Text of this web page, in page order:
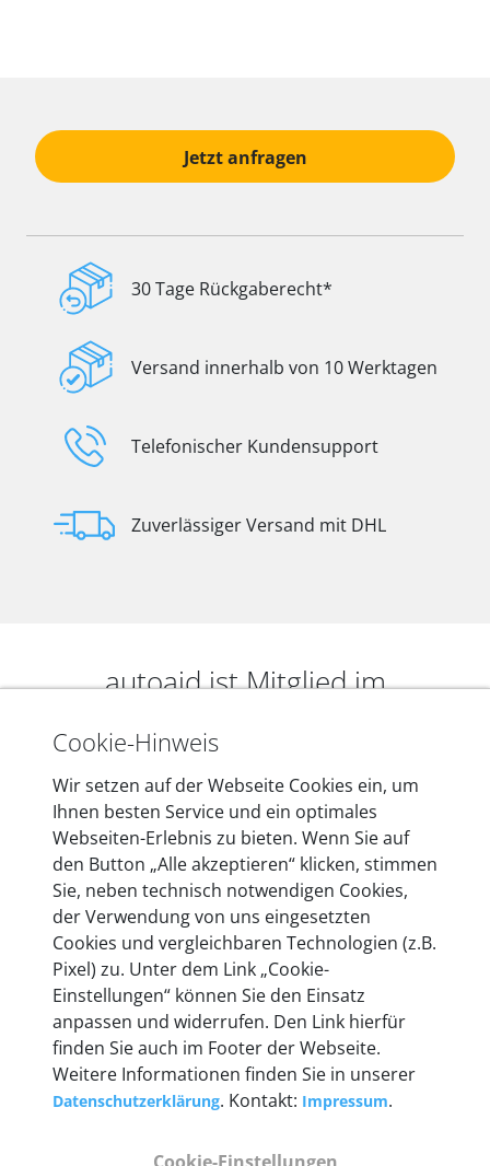
Jetzt anfragen
30 Tage Rückgaberecht*
Versand innerhalb von 10 Werktagen
Telefonischer Kundensupport
Zuverlässiger Versand mit DHL
autoaid ist Mitglied im
EN | EUR (€)
Unternehmen
Zahlungsarten & Versand
Cookie-Hinweis
Wir setzen auf der Webseite Cookies ein, um
Ihnen besten Service und ein optimales
Webseiten-Erlebnis zu bieten. Wenn Sie auf
den Button „Alle akzeptieren“ klicken, stimmen
Sie, neben technisch notwendigen Cookies,
der Verwendung von uns eingesetzten
Cookies und vergleichbaren Technologien (z.B.
Pixel) zu. Unter dem Link „Cookie-
Einstellungen“ können Sie den Einsatz
anpassen und widerrufen. Den Link hierfür
finden Sie auch im Footer der Webseite.
Weitere Informationen finden Sie in unserer
Datenschutzerklärung. Kontakt: Impressum.